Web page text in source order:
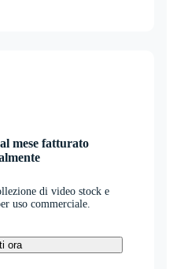
mese fatturato
di video stock e
uso commerciale.
ora